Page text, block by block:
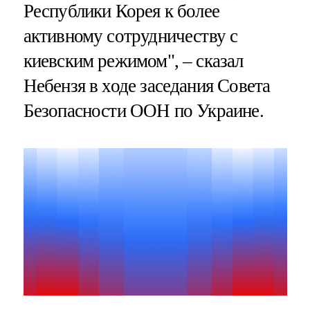
Республики Корея к более
активному сотрудничеству с
киевским режимом", – сказал
Небензя в ходе заседания Совета
Безопасности ООН по Украине.